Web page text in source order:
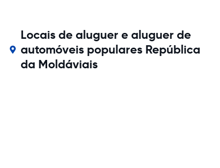
Locais de aluguer e aluguer de
automóveis populares República
da Moldáviais